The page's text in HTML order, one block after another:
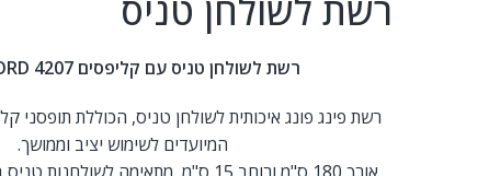
רשת לשולחן טניס
רשת לשולחן טניס עם קליפסים KONFORD 4207
רשת פינג פונג איכותית לשולחן טניס, הכוללת תופסני
המיועדים לשימוש יציב וממושך.